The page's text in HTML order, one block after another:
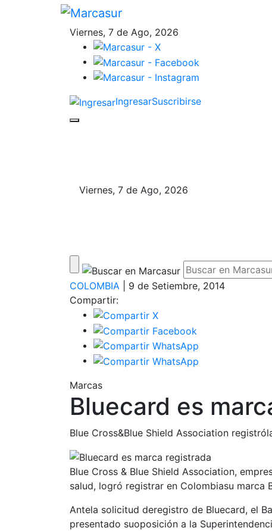
Viernes, 7 de Ago, 2026
IngresarSuscribirse
Viernes, 7 de Ago, 2026
COLOMBIA | 9 de Setiembre, 2014
Compartir:
Marcas
Bluecard es
Blue Cross&Blue Shield Association
Blue Cross & Blue Shield Association,
salud, logró registrar en Colombiasu marca
Antela solicitud deregistro de Bluecard, el
presentado suoposición a la